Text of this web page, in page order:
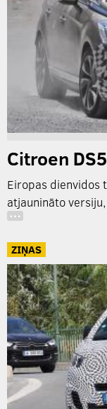
Citroen
Eiropas dienvidos
atjaunināto
…
ZIŅAS